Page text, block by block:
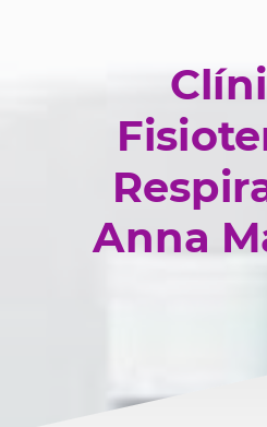
Anna